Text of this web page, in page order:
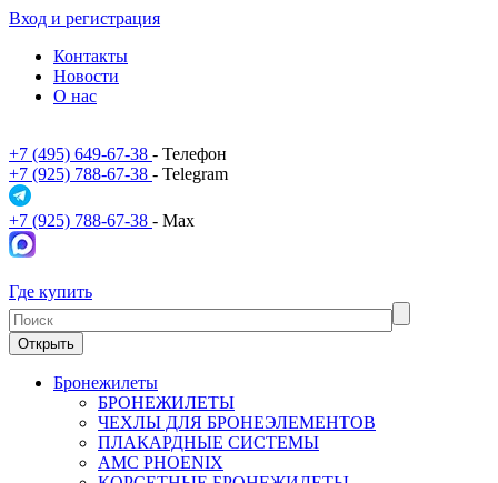
Вход и регистрация
Контакты
Новости
О нас
+7 (495) 649-67-38 - Телефон
+7 (925) 788-67-38 - Telegram
+7 (925) 788-67-38 - Max
Где купить
Открыть
Бронежилеты
БРОНЕЖИЛЕТЫ
ЧЕХЛЫ ДЛЯ БРОНЕЭЛЕМЕНТОВ
ПЛАКАРДНЫЕ СИСТЕМЫ
АМС PHOENIX